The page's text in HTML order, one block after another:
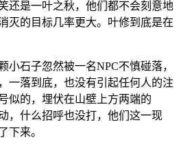
还是一叶之秋，他们都不会刻意地
灭的目标几率更大。叶修到底是在
小石子忽然被一名NPC不慎碰落，
一落到底，也没有引起任何人的注
似的，埋伏在山壁上方两端的
，什么招呼也没打，他们这一现
下来。